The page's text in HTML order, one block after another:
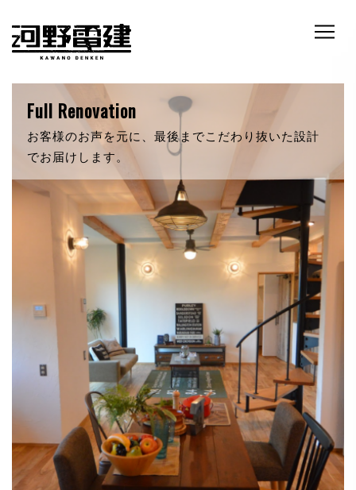
RETRO & NATURE
自然素材にこだわったあなただけの新築。いつでも
暖かく迎え入れてくれます。